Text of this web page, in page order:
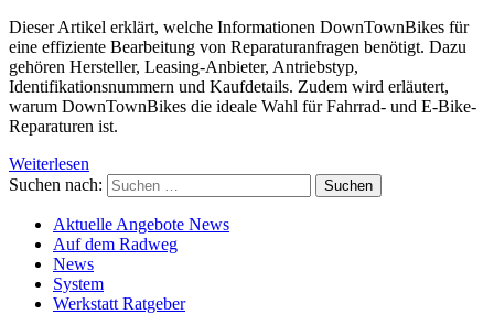
Dieser Artikel erklärt, welche Informationen DownTownBikes für
eine effiziente Bearbeitung von Reparaturanfragen benötigt. Dazu
gehören Hersteller, Leasing-Anbieter, Antriebstyp,
Identifikationsnummern und Kaufdetails. Zudem wird erläutert,
warum DownTownBikes die ideale Wahl für Fahrrad- und E-Bike-
Reparaturen ist.
Weiterlesen
Suchen nach:
Aktuelle Angebote News
Auf dem Radweg
News
System
Werkstatt Ratgeber